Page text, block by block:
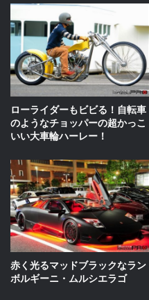
ローライダーもビビる！自転車
のようなチョッパーの超かっこ
いい大車輪ハーレー！
赤く光るマッドブラックなラン
ボルギーニ・ムルシエラゴ